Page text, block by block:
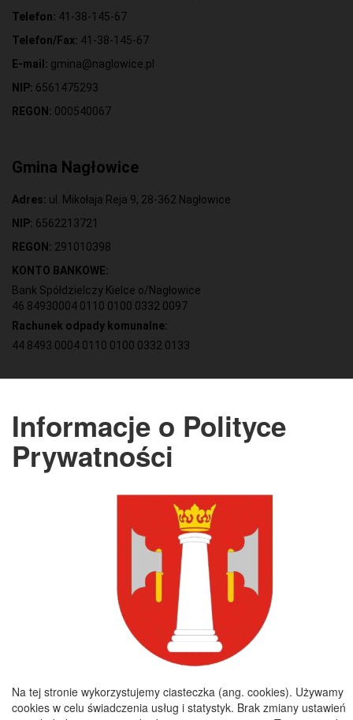
Telefon: 41-38-145-67
Telefon/Fax: 41-38-145-67
E-mail: gmina@naglowice.pl
NIP: 6561475293
REGON: 000540067
Gmina Nagłowice
Adres: ul. Mikołaja Reja 9, 28-362 Nagłowice
NIP: 6562213721
REGON: 291010398
KONTO BANKOWE:
Bank Spółdzielczy Kielce o/Nagłowice
46 84930004 0110 0100 0332 0097
Rachunek odpady komunalne:
44 8493 0004 0110 0100 0332 0133
Poniedziałek : 8:00 - 16:00
Wtorek :7:30 - 15:30
Środa :
Copyright 2019@ Urząd Gminy Nagłowice
Informacje o Polityce
Prywatności
Na tej stronie wykorzystujemy ciasteczka (ang. cookies). Używamy
cookies w celu świadczenia usług i statystyk. Brak zmiany ustawień